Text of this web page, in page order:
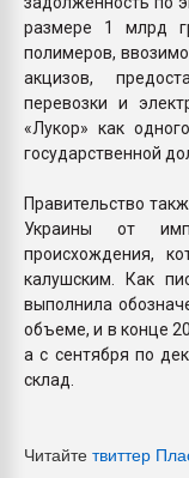
размере 1 млрд
полимеров,
акцизов,
перевозки и
«Лукор» как
государственной
Правительство
Украины от
происхождения,
калушским. Как
выполнила
объеме, и в конце
а с сентября по
склад.
Читайте твиттер